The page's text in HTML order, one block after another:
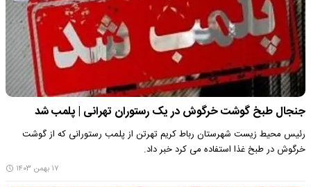
جنجال طبخ گوشت خرگوش در یک رستوران تهرانی | پلمب شد
رئیس محیط زیست شهرستان رباط کریم تهرتن از پلمب رستورانی که از گوشت
خرگوش در طبخ غذا استفاده می کرد خبر داد.
۱۷ بهمن ۱۴۰۳